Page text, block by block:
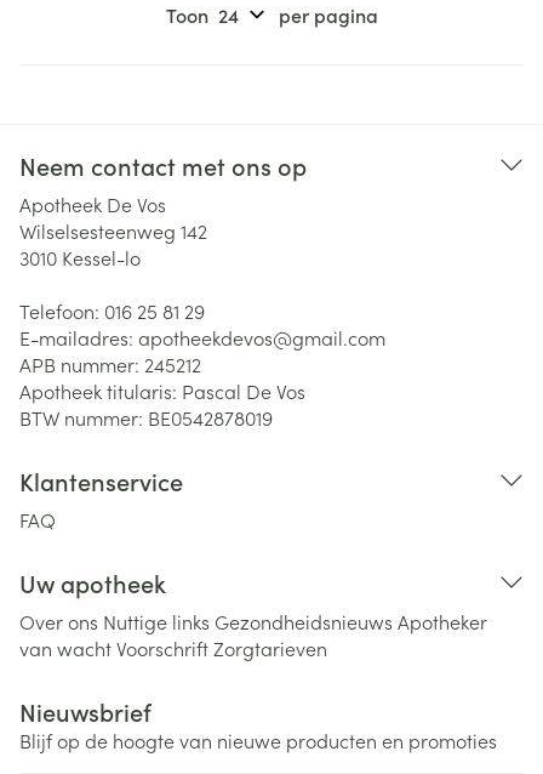
Toon per pagina
Neem contact met ons op
Apotheek De Vos
Wilselsesteenweg 142
3010 Kessel-lo
Telefoon: 016 25 81 29
E-mailadres: apotheekdevos@gmail.com
APB nummer: 245212
Apotheek titularis: Pascal De Vos
BTW nummer: BE0542878019
Klantenservice
FAQ
Uw apotheek
Over ons Nuttige links Gezondheidsnieuws Apotheker
van wachtVoorschriftZorgtarieven
Nieuwsbrief
Blijf op de hoogte van nieuwe producten en promoties